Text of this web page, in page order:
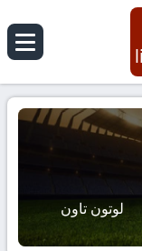
لوتون تاون